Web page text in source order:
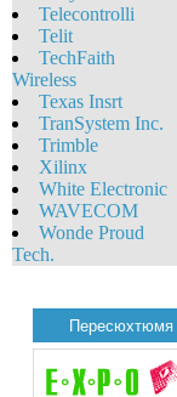
Telecontrolli
Telit
TechFaith
Wireless
Texas Insrt
TranSystem Inc.
Trimble
Xilinx
White Eleсtronic
WAVECOM
Wonde Proud
Tech.
Пересюхтюмя